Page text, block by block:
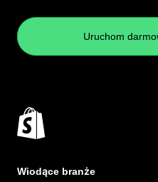
Uruchom
Wiodące branże